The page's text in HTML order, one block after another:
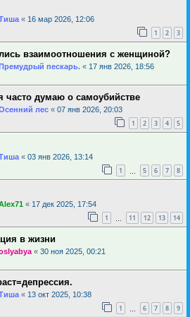
« 16 мар 2026, 12:06
1 2 3
взаимоотношения с женщиной?
пескарь. « 17 янв 2026, 18:56
часто думаю о самоубийстве
лес « 07 янв 2026, 20:03
1 2 3 4 5
« 03 янв 2026, 13:14
1 5 6 7 8
« 17 дек 2025, 17:54
1 11 12 13 14
в жизни
« 30 ноя 2025, 00:21
« 13 окт 2025, 10:38
1 6 7 8 9